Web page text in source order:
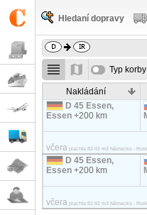
Hledaní dopravy
Typ korby
Nakládání
D 45 Essen,
Essen+200 km
včera plachta 82-92 m3 Německo -
D 45 Essen,
Essen+200 km
včera plachta 82-92 m3 Německo -